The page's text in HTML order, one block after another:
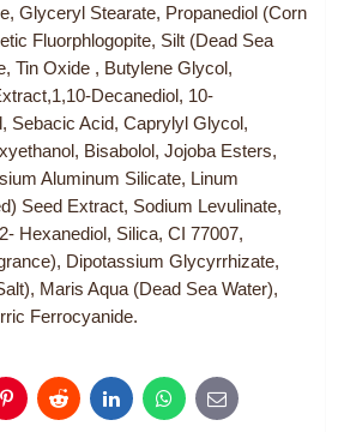
Glyceryl Stearate, Propanediol (Corn
Fluorphlogopite, Silt (Dead Sea
Tin Oxide , Butylene Glycol,
Decanediol, 10-
Sebacic Acid, Caprylyl Glycol,
Bisabolol, Jojoba Esters,
Aluminum Silicate, Linum
Seed Extract, Sodium Levulinate,
Hexanediol, Silica, CI 77007,
Dipotassium Glycyrrhizate,
Maris Aqua (Dead Sea Water),
Ferrocyanide.
PinterestReddit LinkedInWhatsApp
E-
mail